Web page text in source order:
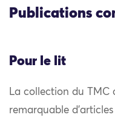
Publications
Pour le lit
La collection du TMC
remarquable